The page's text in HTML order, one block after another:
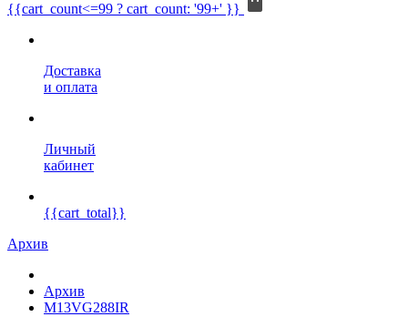
{{cart_count<=99 ? cart_count: '99+' }}
Доставка
и оплата
Личный
кабинет
{{cart_total}}
Архив
Архив
M13VG288IR